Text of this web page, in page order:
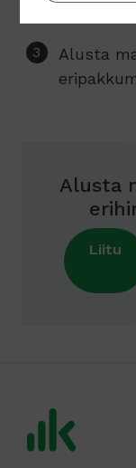
Märgi, et
Alusta
Alusta
Liitu